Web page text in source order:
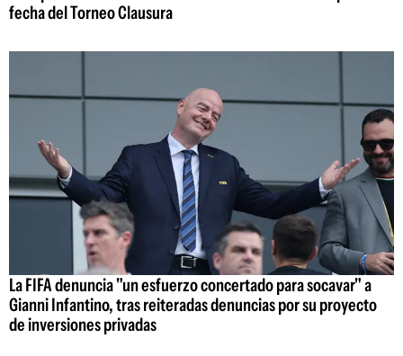
fecha del Torneo Clausura
La FIFA denuncia "un esfuerzo concertado para socavar" a
Gianni Infantino, tras reiteradas denuncias por su proyecto
de inversiones privadas